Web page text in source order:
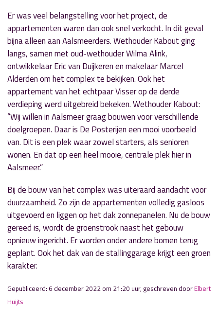
Er was veel belangstelling voor het project, de
appartementen waren dan ook snel verkocht. In dit geval
bijna alleen aan Aalsmeerders. Wethouder Kabout ging
langs, samen met oud-wethouder Wilma Alink,
ontwikkelaar Eric van Duijkeren en makelaar Marcel
Alderden om het complex te bekijken. Ook het
appartement van het echtpaar Visser op de derde
verdieping werd uitgebreid bekeken. Wethouder Kabout:
“Wij willen in Aalsmeer graag bouwen voor verschillende
doelgroepen. Daar is De Posterijen een mooi voorbeeld
van. Dit is een plek waar zowel starters, als senioren
wonen. En dat op een heel mooie, centrale plek hier in
Aalsmeer.”
Bij de bouw van het complex was uiteraard aandacht voor
duurzaamheid. Zo zijn de appartementen volledig gasloos
uitgevoerd en liggen op het dak zonnepanelen. Nu de bouw
gereed is, wordt de groenstrook naast het gebouw
opnieuw ingericht. Er worden onder andere bomen terug
geplant. Ook het dak van de stallinggarage krijgt een groen
karakter.
Gepubliceerd: 6 december 2022 om 21:20 uur, geschreven doorElbert
Huijts